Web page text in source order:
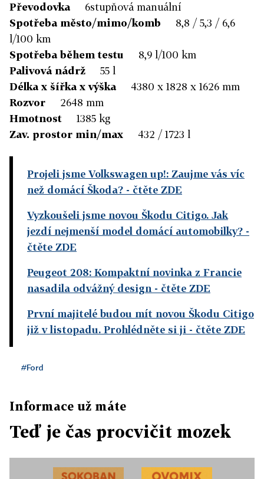
Převodovka6stupňová manuální
Spotřeba město/mimo/komb
8,8 / 5,3 / 6,6
l/100 km
Spotřeba během testu 8,9 l/100 km
Palivová nádrž 55 l
Délka x šířka x výška
4380 x 1828 x 1626 mm
Rozvor
2648 mm
Hmotnost
1385 kg
Zav. prostor min/max 432 / 1723 l
Projeli jsme Volkswagen up!: Zaujme vás víc
než domácí Škoda? - čtěte ZDE
Vyzkoušeli jsme novou Škodu Citigo. Jak
jezdí nejmenší model domácí automobilky? -
čtěte ZDE
Peugeot 208: Kompaktní novinka z Francie
nasadila odvážný design- čtěte ZDE
První majitelé budou mít novou Škodu Citigo
již v listopadu. Prohlédněte si ji - čtěte ZDE
#Ford
Informace už máte
Teď je čas procvičit mozek